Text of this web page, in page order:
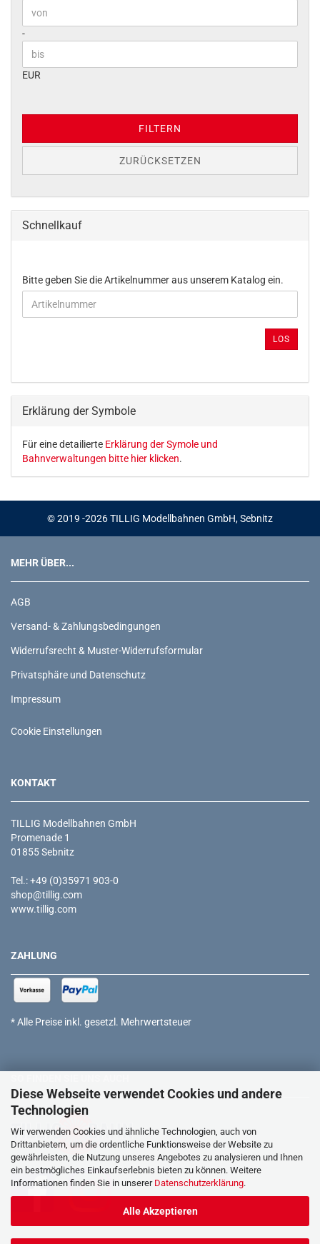
Diese Webseite verwendet Cookies und andere
Technologien
Wir verwenden Cookies und ähnliche Technologien, auch von
Drittanbietern, um die ordentliche Funktionsweise der Website zu
gewährleisten, die Nutzung unseres Angebotes zu analysieren und Ihnen
ein bestmögliches Einkaufserlebnis bieten zu können. Weitere
Informationen finden Sie in unserer Datenschutzerklärung.
Alle Akzeptieren
Preis bis
-
EUR
FILTERN
ZURÜCKSETZEN
Schnellkauf
BITTE
GEBEN
SIE
EIN.
Bitte geben Sie die Artikelnummer aus unserem Katalog ein.
LOS
Erklärung der Symbole
Für eine detailierte Erklärung der Symole und
Bahnverwaltungen bitte hier klicken.
© 2019 -2026 TILLIG Modellbahnen GmbH, Sebnitz
MEHR ÜBER...
AGB
Versand- & Zahlungsbedingungen
Widerrufsrecht & Muster-Widerrufsformular
Privatsphäre und Datenschutz
Impressum
Cookie Einstellungen
KONTAKT
TILLIG Modellbahnen GmbH
Promenade 1
01855 Sebnitz
Tel.: +49 (0)35971 903-0
shop@tillig.com
www.tillig.com
ZAHLUNG
* Alle Preise inkl. gesetzl. Mehrwertsteuer